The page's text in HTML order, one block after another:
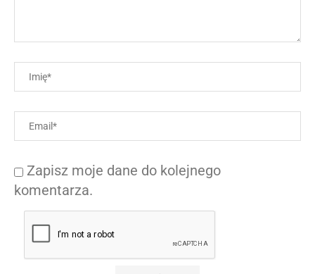
Zapisz moje dane do kolejnego
komentarza.